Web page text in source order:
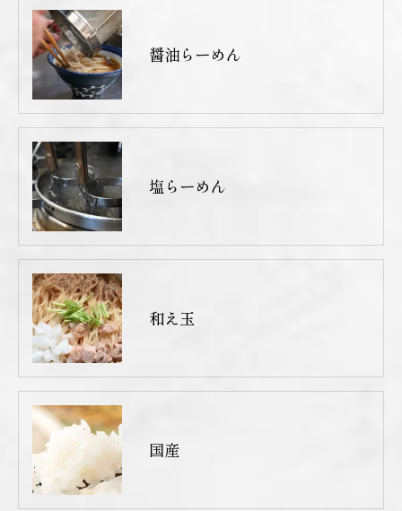
醤油らーめん
塩らーめん
和え玉
国産